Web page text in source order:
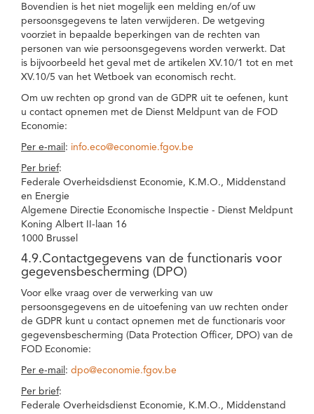
Bovendien is het niet mogelijk een melding en/of uw
persoonsgegevens te laten verwijderen. De wetgeving
voorziet in bepaalde beperkingen van de rechten van
personen van wie persoonsgegevens worden verwerkt. Dat
is bijvoorbeeld het geval met de artikelen XV.10/1 tot en met
XV.10/5 van het Wetboek van economisch recht.
Om uw rechten op grond van de GDPR uit te oefenen, kunt
u contact opnemen met de Dienst Meldpunt van de FOD
Economie:
Per e-mail : info.eco@economie.fgov.be
Per brief:
Federale Overheidsdienst Economie, K.M.O., Middenstand
en Energie
Algemene Directie Economische Inspectie - Dienst Meldpunt
Koning Albert II-laan 16
1000 Brussel
4.9.Contactgegevens van de functionaris voor
gegevensbescherming (DPO)
Voor elke vraag over de verwerking van uw
persoonsgegevens en de uitoefening van uw rechten onder
de GDPR kunt u contact opnemen met de functionaris voor
gegevensbescherming (Data Protection Officer, DPO) van de
FOD Economie:
Per e-mail : dpo@economie.fgov.be
Per brief:
Federale Overheidsdienst Economie, K.M.O., Middenstand